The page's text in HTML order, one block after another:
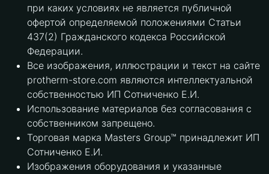
при каких условиях не является публичной
офертой определяемой положениями Статьи
437(2) Гражданского кодекса Российской
Федерации.
Все изображения, иллюстрации и текст на сайте
protherm-store.com являются интеллектуальной
собственностью ИП Сотниченко Е.И.
Использование материалов без согласования с
собственником запрещено.
Торговая марка Masters Group™ принадлежит ИП
Сотниченко Е.И.
Изображения оборудования и указанные